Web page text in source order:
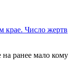
крае. Число жертв
на ранее мало кому